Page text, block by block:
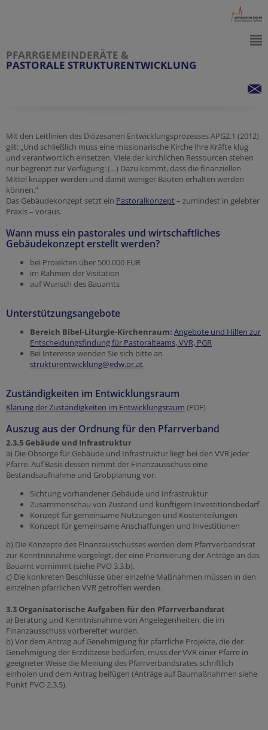
PFARRGEMEINDERÄTE &
PASTORALE STRUKTURENTWICKLUNG
Mit den Leitlinien des Diözesanen Entwicklungsprozesses APG2.1 (2012)
gilt: „Und schließlich muss eine missionarische Kirche ihre Kräfte klug
und verantwortlich einsetzen. Viele der kirchlichen Ressourcen stehen
nur begrenzt zur Verfügung: (…) Dazu kommt, dass die finanziellen
Mittel knapper werden und damit weniger Bauten erhalten werden
können.“
Das Gebäudekonzept setzt ein Pastoralkonzept– zumindest in gelebter
Praxis – voraus.
Wann muss ein pastorales und wirtschaftliches
Gebäudekonzept erstellt werden?
bei Proiekten über 500.000 EUR
im Rahmen der Visitation
auf Wunsch des Bauamts
Unterstützungsangebote
Bereich Bibel-Liturgie-Kirchenraum: Angebote und Hilfen zur
Entscheidungsfindung für Pastoralteams, VVR, PGR
Bei Interesse wenden Sie sich bitte an
strukturentwicklung@edw.or.at.
Zuständigkeiten im Entwicklungsraum
Klärung der Zuständigkeiten im Entwicklungsraum (PDF)
Auszug aus der Ordnung für den Pfarrverband
2.3.5 Gebäude und Infrastruktur
a) Die Obsorge für Gebäude und Infrastruktur liegt bei den VVR jeder
Pfarre. Auf Basis dessen nimmt der Finanzausschuss eine
Bestandsaufnahme und Grobplanung vor:
Sichtung vorhandener Gebäude und Infrastruktur
Zusammenschau von Zustand und künftigem Investitionsbedarf
Konzept für gemeinsame Nutzungen und Kostenteilungen
Konzept für gemeinsame Anschaffungen und Investitionen
b) Die Konzepte des Finanzausschusses werden dem Pfarrverbandsrat
zur Kenntnisnahme vorgelegt, der eine Priorisierung der Anträge an das
Bauamt vornimmt (siehe PVO 3.3.b).
c) Die konkreten Beschlüsse über einzelne Maßnahmen müssen in den
einzelnen pfarrlichen VVR getroffen werden.
3.3 Organisatorische Aufgaben für den Pfarrverbandsrat
a) Beratung und Kenntnisnahme von Angelegenheiten, die im
Finanzausschuss vorbereitet wurden.
b) Vor dem Antrag auf Genehmigung für pfarrliche Projekte, die der
Genehmigung der Erzdiözese bedürfen, muss der VVR einer Pfarre in
geeigneter Weise die Meinung des Pfarrverbandsrates schriftlich
einholen und dem Antrag beifügen (Anträge auf Baumaßnahmen siehe
Punkt PVO 2.3.5).